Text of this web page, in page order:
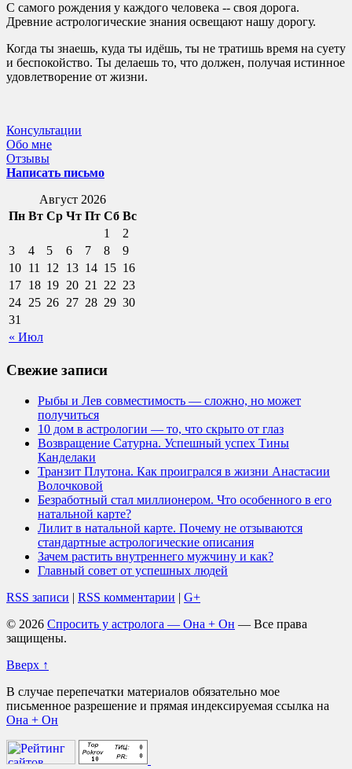
С самого рождения у каждого человека -- своя дорога.
Древние астрологические знания освещают нашу дорогу.
Когда ты знаешь, куда ты идёшь, ты не тратишь время на суету
и беспокойство. Ты делаешь то, что должен, получая истинное
удовлетворение от жизни.
Консультации
Обо мне
Отзывы
Написать письмо
Август 2026
Пн Вт Ср Чт Пт Сб Вс
« Июл
1
2
3
4 5 6 7 8
9
10 11 12 13 14 15 16
17 18 19 20 21 22 23
24 25 26 27 28 29 30
31
Свежие записи
Рыбы и Лев совместимость — сложно, но может
получиться
10 дом в астрологии — то, что скрыто от глаз
Возвращение Сатурна. Успешный успех Тины
Канделаки
Транзит Плутона. Как проигрался в жизни Анастасии
Волочковой
Безработный стал миллионером. Что особенного в его
натальной карте?
Лилит в натальной карте. Почему не отзываются
стандартные астрологические описания
Зачем растить внутреннего мужчину и как?
Главный совет от успешных людей
RSS записи | RSS комментарии | G+
© 2026 Спросить у астролога — Она + Он — Все права
защищены.
Вверх ↑
В случае перепечатки материалов обязательно мое
письменное разрешение и прямая индексируемая ссылка на
Она + Он